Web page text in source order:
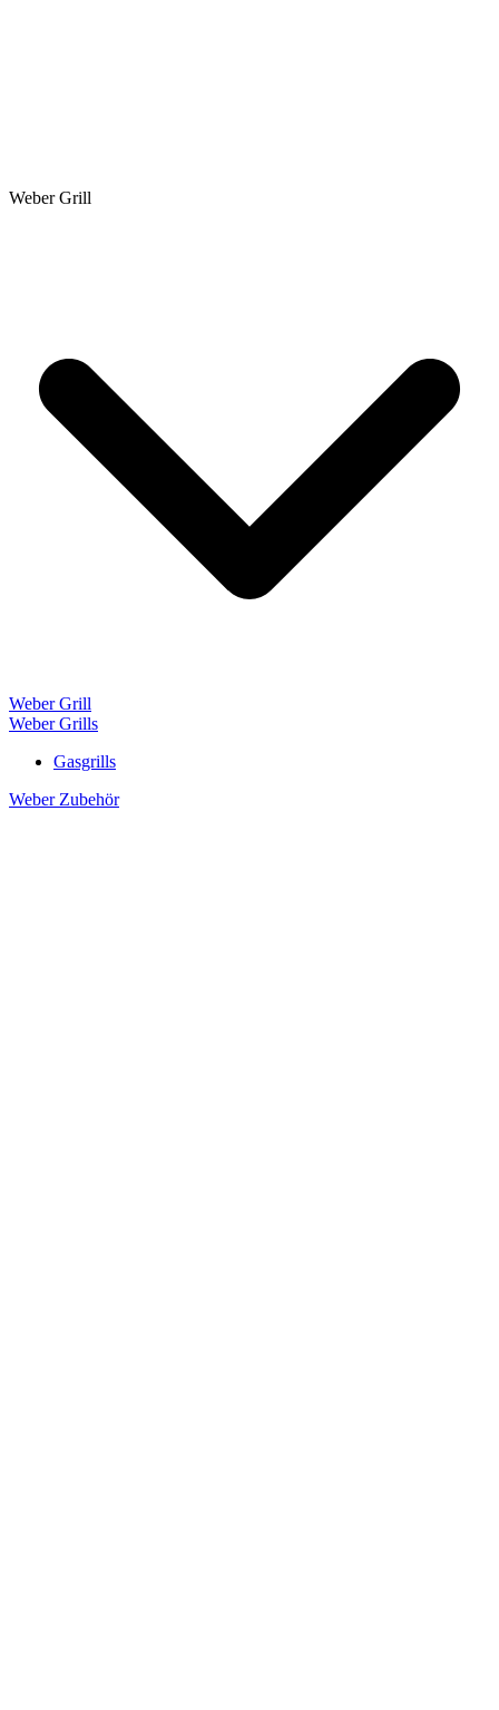
Weber Grill
Weber Grill
Weber Grills
Gasgrills
Weber Zubehör